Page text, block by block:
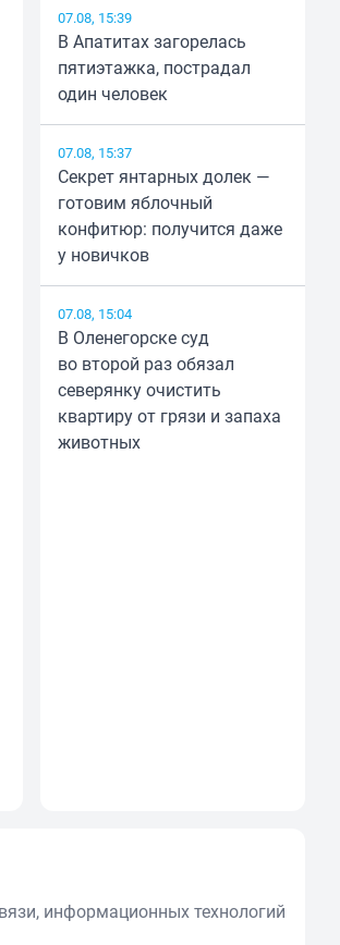
07.08, 15:39
В Апатитах загорелась
пятиэтажка, пострадал
один человек
07.08, 15:37
Секрет янтарных долек —
готовим яблочный
конфитюр: получится даже
у новичков
07.08, 15:04
В Оленегорске суд
во второй раз обязал
северянку очистить
квартиру от грязи и запаха
животных
информационных технологий